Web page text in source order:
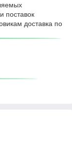
поставок
доставка по